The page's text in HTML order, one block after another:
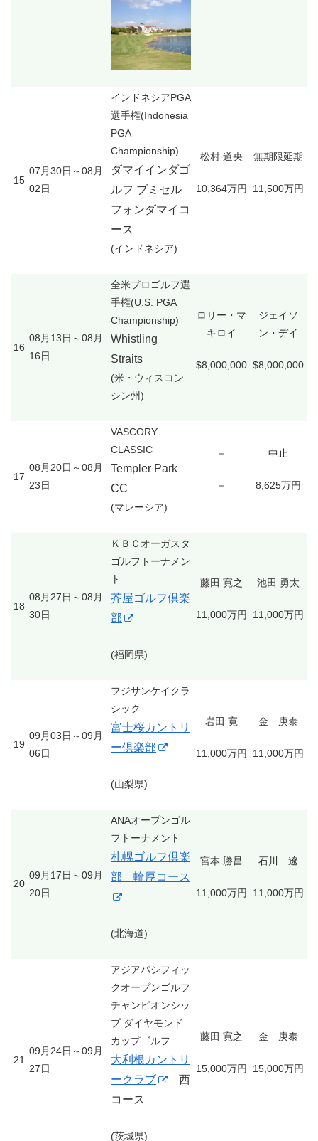
15
07月30日～08月
02日
インドネシアPGA
選手権(Indonesia
PGA
Championship)
ダマイインダゴ
ルフ ブミセル
フォンダマイコ
ース
(インドネシア)
松村 道央
10,364万円
無期限延期
11,500万円
16
08月13日～08月
16日
全米プロゴルフ選
手権(U.S. PGA
Championship)
Whistling
Straits
(米・ウィスコン
シン州)
ロリー・マ
キロイ
$8,000,000
ジェイソ
ン・デイ
$8,000,000
17
08月20日～08月
23日
VASCORY
CLASSIC
Templer Park
CC
(マレーシア)
－
－
中止
8,625万円
18
08月27日～08月
30日
ＫＢＣオーガスタ
ゴルフトーナメン
ト
芥屋ゴルフ倶楽
部
(福岡県)
藤田 寛之
11,000万円
池田 勇太
11,000万円
19
09月03日～09月
06日
フジサンケイクラ
シック
富士桜カントリ
ー倶楽部
(山梨県)
岩田 寛
11,000万円
金 庚泰
11,000万円
20
09月17日～09月
20日
ANAオープンゴル
フトーナメント
札幌ゴルフ倶楽
部 輪厚コース
(北海道)
宮本 勝昌
11,000万円
石川 遼
11,000万円
21
09月24日～09月
27日
アジアパシフィッ
クオープンゴルフ
チャンピオンシッ
プ ダイヤモンド
カップゴルフ
大利根カントリ
ークラブ
西
コース
(茨城県)
藤田 寛之
15,000万円
金 庚泰
15,000万円